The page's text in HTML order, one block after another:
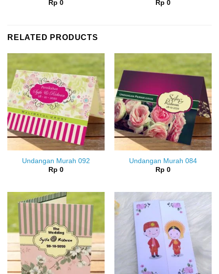
Rp 0 Rp 0
RELATED PRODUCTS
Undangan Murah 092
Rp 0
Undangan Murah 084
Rp 0